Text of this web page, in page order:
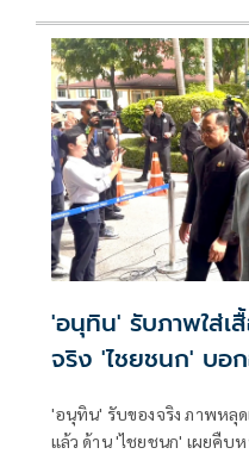
'อนุทิน' รับภาพใส่เ
จริง 'ไชยชนก' บอก
'อนุทิน' รับของจริง ภาพหลุ
แล้ว ด้าน 'ไชยชนก' เผยคืบ